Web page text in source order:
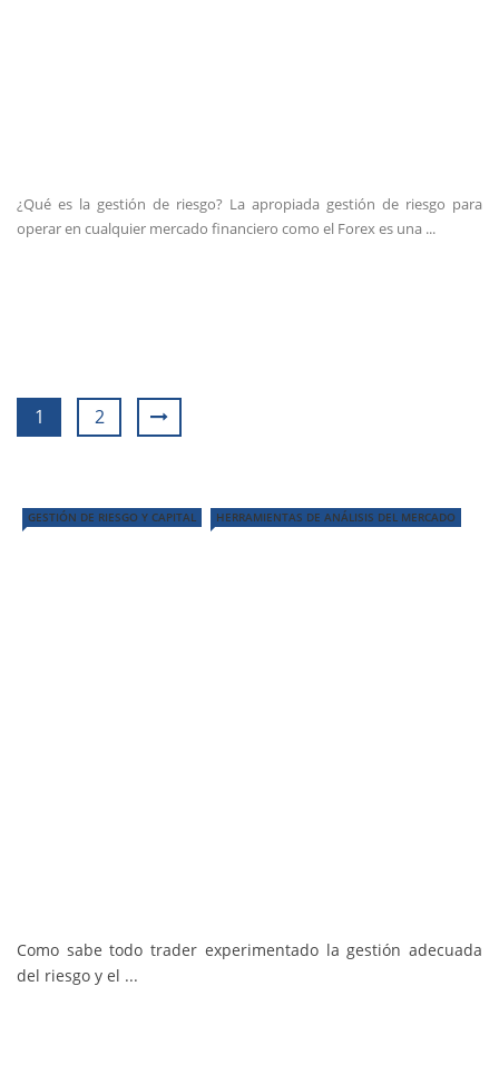
¿Qué es la gestión de riesgo? La apropiada gestión de riesgo para
operar en cualquier mercado financiero como el Forex es una ...
1 2
GESTIÓN DE RIESGO Y CAPITAL HERRAMIENTAS DE ANÁLISIS DEL MERCADO
Como sabe todo trader experimentado la gestión adecuada
del riesgo y el ...